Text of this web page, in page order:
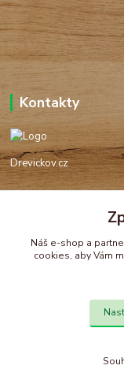
Kontakty
Drevickov.cz
+420 732 488
Náš e-shop a
cookies, aby Vám